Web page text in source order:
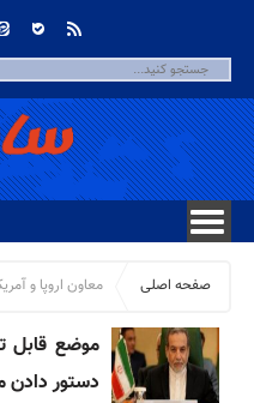
صفحه اصلی معاون اروپا و
موضع قابل
دستور